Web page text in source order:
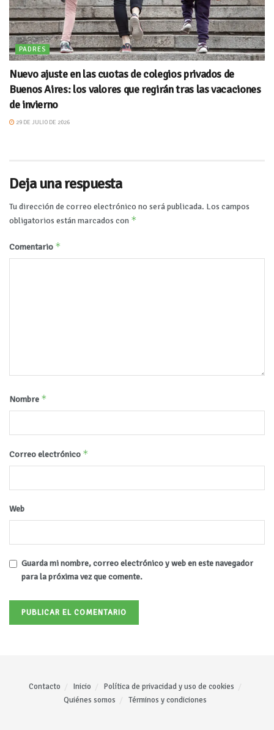
PADRES
Nuevo ajuste en las cuotas de colegios privados de
Buenos Aires: los valores que regirán tras las vacaciones
de invierno
29 DE JULIO DE 2026
Deja una respuesta
Tu dirección de correo electrónico no será publicada. Los campos
obligatorios están marcados con *
Comentario *
Nombre *
Correo electrónico *
Web
Guarda mi nombre, correo electrónico y web en este navegador
para la próxima vez que comente.
Contacto Inicio
Política de privacidad y uso de cookies
Quiénes somos
Términos y condiciones